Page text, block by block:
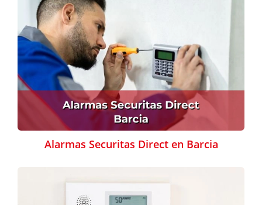
Alarmas Securitas Direct en Barcia